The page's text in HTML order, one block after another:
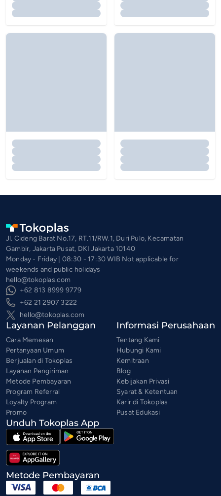
Jl. Cideng Barat No.17, RT.11/RW.1, Duri Pulo, Kecamatan
Gambir, Jakarta Pusat, DKI Jakarta 10140
Monday - Friday | 08:30 - 17:30 WIB Not applicable for
weekends and public holidays
hello@tokoplas.com
+62 813 8999 9779
+62 21 2907 3222
hello@tokoplas.com
Layanan Pelanggan
Cara Memesan
Pertanyaan Umum
Berjualan di Tokoplas
Layanan Pengiriman
Metode Pembayaran
Program Referral
Loyalty Program
Promo
Informasi Perusahaan
Tentang Kami
Hubungi Kami
Kemitraan
Blog
Kebijakan Privasi
Syarat & Ketentuan
Karir di Tokoplas
Pusat Edukasi
Unduh Tokoplas App
Metode Pembayaran